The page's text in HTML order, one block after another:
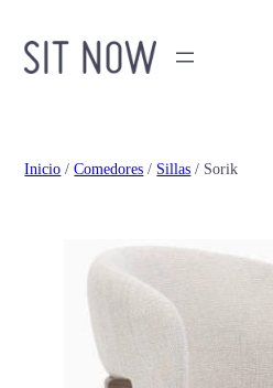
Inicio /Comedores / Sillas / Sorik